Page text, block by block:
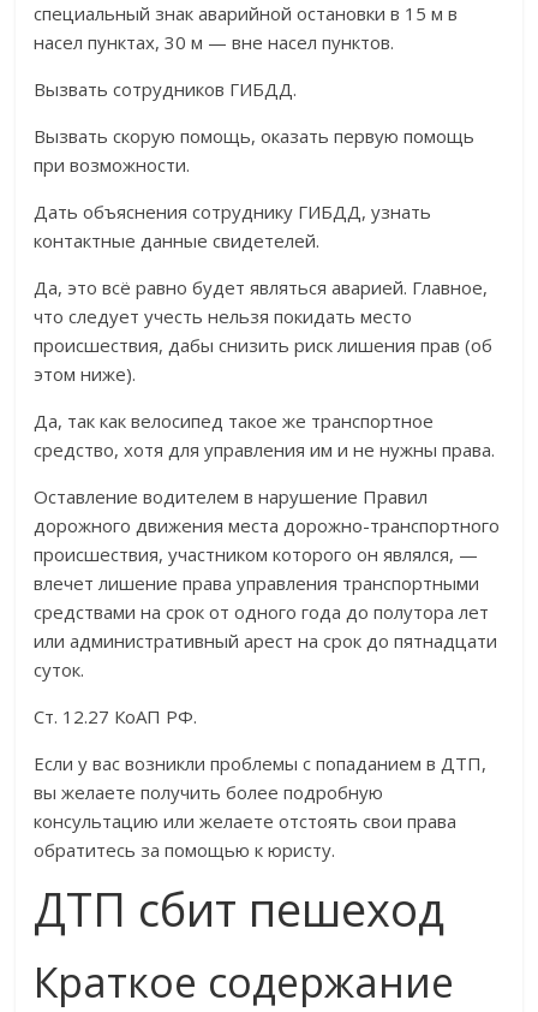
специальный знак аварийной остановки в 15 м в
насел пунктах, 30 м — вне насел пунктов.
Вызвать сотрудников ГИБДД.
Вызвать скорую помощь, оказать первую помощь
при возможности.
Дать объяснения сотруднику ГИБДД, узнать
контактные данные свидетелей.
Да, это всё равно будет являться аварией. Главное,
что следует учесть нельзя покидать место
происшествия, дабы снизить риск лишения прав (об
этом ниже).
Да, так как велосипед такое же транспортное
средство, хотя для управления им и не нужны права.
Оставление водителем в нарушение Правил
дорожного движения места дорожно-транспортного
происшествия, участником которого он являлся, —
влечет лишение права управления транспортными
средствами на срок от одного года до полутора лет
или административный арест на срок до пятнадцати
суток.
Ст. 12.27 КоАП РФ.
Если у вас возникли проблемы с попаданием в ДТП,
вы желаете получить более подробную
консультацию или желаете отстоять свои права
обратитесь за помощью к юристу.
ДТП сбит пешеход
Краткое содержание